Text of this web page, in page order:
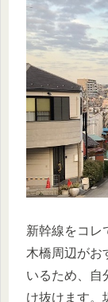
新幹線をコレ
木橋周辺がお
いるため、自
け抜けます。